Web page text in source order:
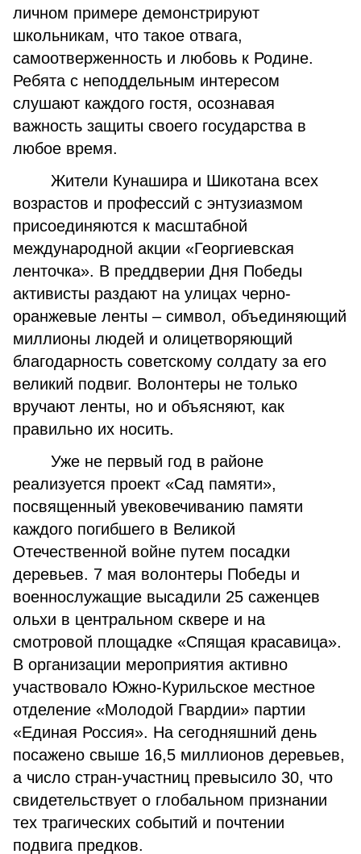
личном примере демонстрируют
школьникам, что такое отвага,
самоотверженность и любовь к Родине.
Ребята с неподдельным интересом
слушают каждого гостя, осознавая
важность защиты своего государства в
любое время.
Жители Кунашира и Шикотана всех
возрастов и профессий с энтузиазмом
присоединяются к масштабной
международной акции «Георгиевская
ленточка». В преддверии Дня Победы
активисты раздают на улицах черно-
оранжевые ленты – символ, объединяющий
миллионы людей и олицетворяющий
благодарность советскому солдату за его
великий подвиг. Волонтеры не только
вручают ленты, но и объясняют, как
правильно их носить.
Уже не первый год в районе
реализуется проект «Сад памяти»,
посвященный увековечиванию памяти
каждого погибшего в Великой
Отечественной войне путем посадки
деревьев. 7 мая волонтеры Победы и
военнослужащие высадили 25 саженцев
ольхи в центральном сквере и на
смотровой площадке «Спящая красавица».
В организации мероприятия активно
участвовало Южно-Курильское местное
отделение «Молодой Гвардии» партии
«Единая Россия». На сегодняшний день
посажено свыше 16,5 миллионов деревьев,
а число стран-участниц превысило 30, что
свидетельствует о глобальном признании
тех трагических событий и почтении
подвига предков.